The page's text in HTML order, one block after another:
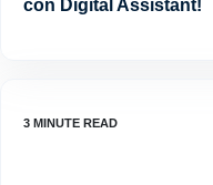
con Digital Assistant!